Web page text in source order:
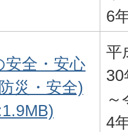
6
安全・安心
災・安全)
平
30
～
4